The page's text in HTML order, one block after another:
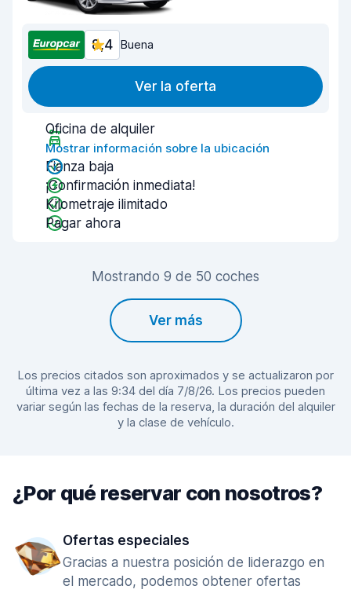
8,4 Buena
Ver la oferta
Oficina de alquiler
Mostrar información sobre la ubicación
Fianza baja
¡Confirmación inmediata!
Kilometraje ilimitado
Pagar ahora
Mostrando 9 de 50 coches
Ver más
Los precios citados son aproximados y se actualizaron por
última vez a las 9:34 del día 7/8/26. Los precios pueden
variar según las fechas de la reserva, la duración del alquiler
y la clase de vehículo.
¿Por qué reservar con nosotros?
Ofertas especiales
Gracias a nuestra posición de liderazgo en
el mercado, podemos obtener ofertas